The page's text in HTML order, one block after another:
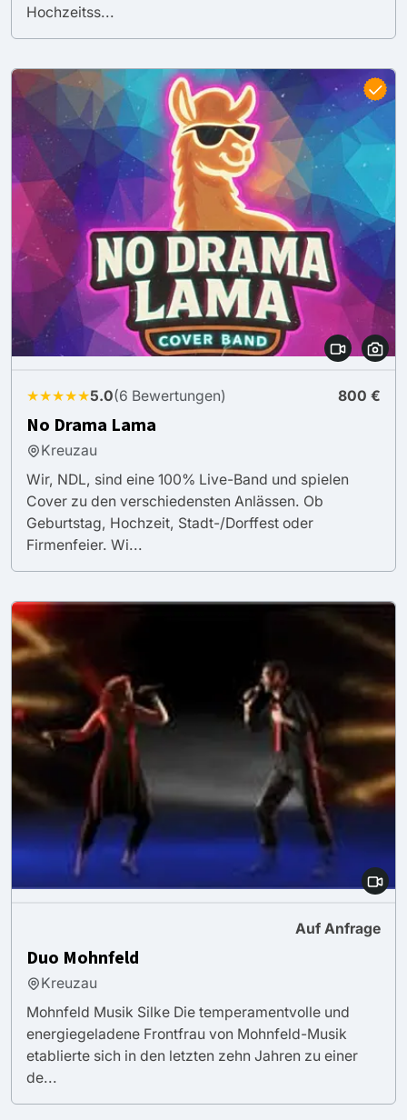
Hochzeitss...
★★★★★5.0(6 Bewertungen) 800 €
No Drama Lama
Kreuzau
Wir, NDL, sind eine 100% Live-Band und spielen
Cover zu den verschiedensten Anlässen. Ob
Geburtstag, Hochzeit, Stadt-/Dorffest oder
Firmenfeier. Wi...
Auf Anfrage
Duo Mohnfeld
Kreuzau
Mohnfeld Musik Silke Die temperamentvolle und
energiegeladene Frontfrau von Mohnfeld-Musik
etablierte sich in den letzten zehn Jahren zu einer
de...